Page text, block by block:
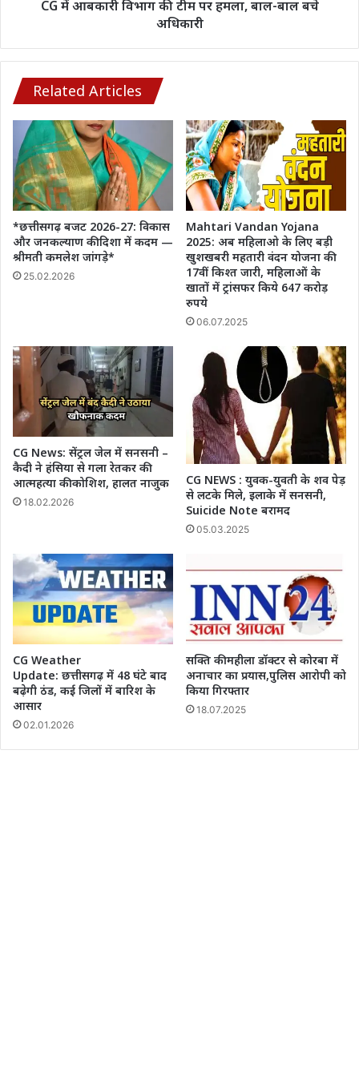
CG में आबकारी विभाग की टीम पर हमला, बाल-बाल बचे
अधिकारी
Related Articles
*छत्तीसगढ़ बजट 2026-27: विकास
और जनकल्याण की दिशा में कदम —
श्रीमती कमलेश जांगड़े*
25.02.2026
Mahtari Vandan Yojana
2025: अब महिलाओ के लिए बड़ी
खुशखबरी महतारी वंदन योजना की
17वीं किश्त जारी, महिलाओं के
खातों में ट्रांसफर किये 647 करोड़
रुपये
06.07.2025
CG News: सेंट्रल जेल में सनसनी –
कैदी ने हंसिया से गला रेतकर की
आत्महत्या की कोशिश, हालत नाजुक
18.02.2026
CG NEWS : युवक-युवती के शव पेड़
से लटके मिले, इलाके में सनसनी,
Suicide Note बरामद
05.03.2025
CG Weather
Update: छत्तीसगढ़ में 48 घंटे बाद
बढ़ेगी ठंड, कई जिलों में बारिश के
आसार
02.01.2026
सक्ति की महीला डॉक्टर से कोरबा में
अनाचार का प्रयास,पुलिस आरोपी को
किया गिरफ्तार
18.07.2025